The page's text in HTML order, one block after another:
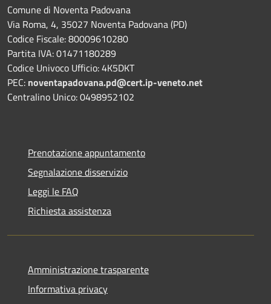
Comune di Noventa Padovana
Via Roma, 4, 35027 Noventa Padovana (PD)
Codice Fiscale: 80009610280
Partita IVA: 01471180289
Codice Univoco Ufficio: 4K5DKT
PEC: noventapadovana.pd@cert.ip-veneto.net
Centralino Unico: 0498952102
Prenotazione appuntamento
Segnalazione disservizio
Leggi le FAQ
Richiesta assistenza
Amministrazione trasparente
Informativa privacy